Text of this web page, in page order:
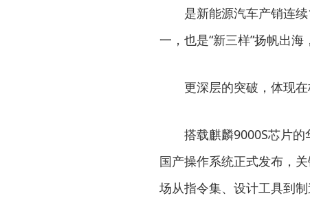
是新能源汽车产销连续
一，也是“新三样”扬帆出海
更深层的突破，体现在
搭载麒麟9000S芯片的
国产操作系统正式发布，
场从指令集、设计工具到制